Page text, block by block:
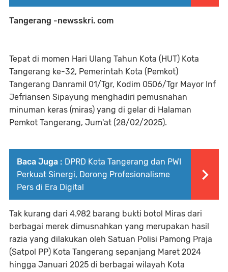
Tangerang -newsskri. com
Tepat di momen Hari Ulang Tahun Kota (HUT) Kota
Tangerang ke-32, Pemerintah Kota (Pemkot)
Tangerang Danramil 01/Tgr, Kodim 0506/Tgr Mayor Inf
Jefriansen Sipayung menghadiri pemusnahan
minuman keras (miras) yang di gelar di Halaman
Pemkot Tangerang, Jum'at (28/02/2025).
Baca Juga : DPRD Kota Tangerang dan PWI
Perkuat Sinergi, Dorong Profesionalisme
Pers di Era Digital
Tak kurang dari 4.982 barang bukti botol Miras dari
berbagai merek dimusnahkan yang merupakan hasil
razia yang dilakukan oleh Satuan Polisi Pamong Praja
(Satpol PP) Kota Tangerang sepanjang Maret 2024
hingga Januari 2025 di berbagai wilayah Kota